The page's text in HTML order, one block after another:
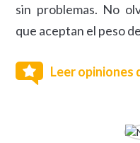
sin problemas. No
que aceptan el peso
Leer opiniones